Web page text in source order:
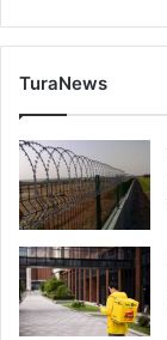
TuraNews